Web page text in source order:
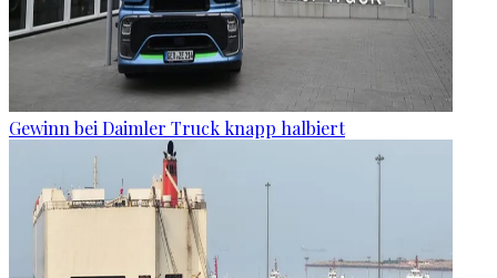
Gewinn bei Daimler Truck knapp halbiert